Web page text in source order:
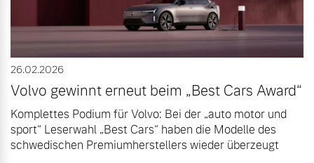
26.02.2026
Volvo gewinnt erneut beim „Best Cars Award“
Komplettes Podium für Volvo: Bei der „auto motor und
sport“ Leserwahl „Best Cars“ haben die Modelle des
schwedischen Premiumherstellers wieder überzeugt